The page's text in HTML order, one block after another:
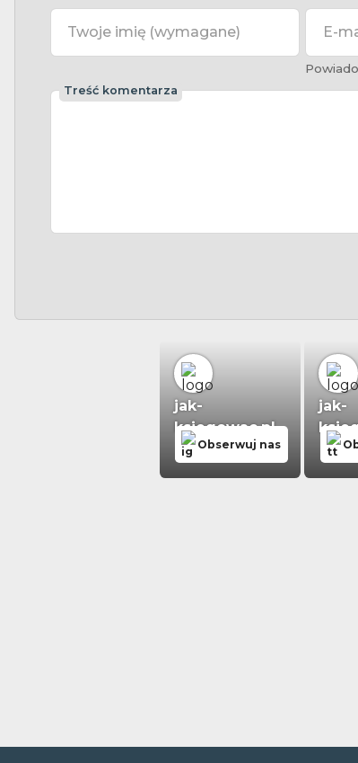
Twoje imię (wymagane) E-
Treść komentarza
jak-
ksiegowac.pl
Obserwuj nas
jak-